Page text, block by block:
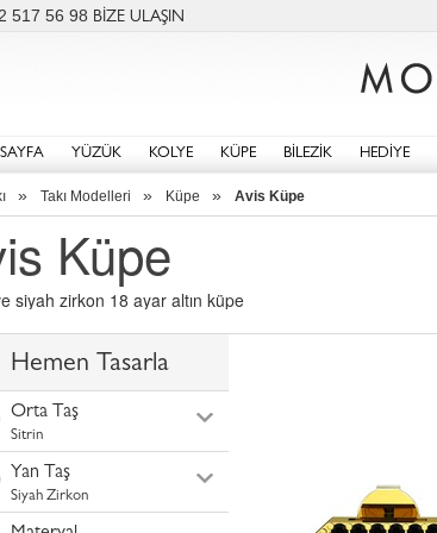
517 56 98 BİZE ULAŞIN
YÜZÜK KOLYE KÜPE BİLEZİK HEDİYE
» Takı Modelleri » Küpe » Avis Küpe
Küpe
siyah zirkon 18 ayar altın küpe
Hemen Tasarla
Orta Taş
Sitrin
Yan Taş
Siyah Zirkon